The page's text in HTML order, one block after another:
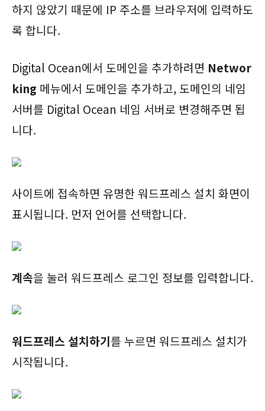
하지 않았기 때문에 IP 주소를 브라우저에 입력하도
록 합니다.
Digital Ocean에서 도메인을 추가하려면 Networ
king 메뉴에서 도메인을 추가하고, 도메인의 네임
서버를 Digital Ocean 네임 서버로 변경해주면 됩
니다.
사이트에 접속하면 유명한 워드프레스 설치 화면이
표시됩니다. 먼저 언어를 선택합니다.
계속을 눌러 워드프레스 로그인 정보를 입력합니다.
워드프레스 설치하기를 누르면 워드프레스 설치가
시작됩니다.